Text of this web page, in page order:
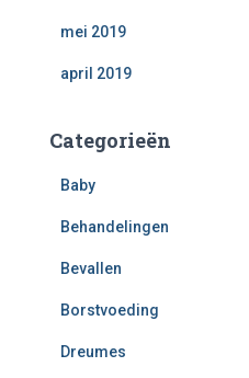
mei 2019
april 2019
Categorieën
Baby
Behandelingen
Bevallen
Borstvoeding
Dreumes